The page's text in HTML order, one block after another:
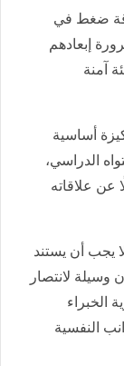
ضغط في
إبعادهم
آمنة
أساسية
الدراسي،
عن علاقاته
يجب أن يستند
وسيلة لانتصار
الخبراء
النفسية